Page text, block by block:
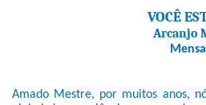
VOCÊ
Arcanjo
Amado Mestre, por muitos anos,